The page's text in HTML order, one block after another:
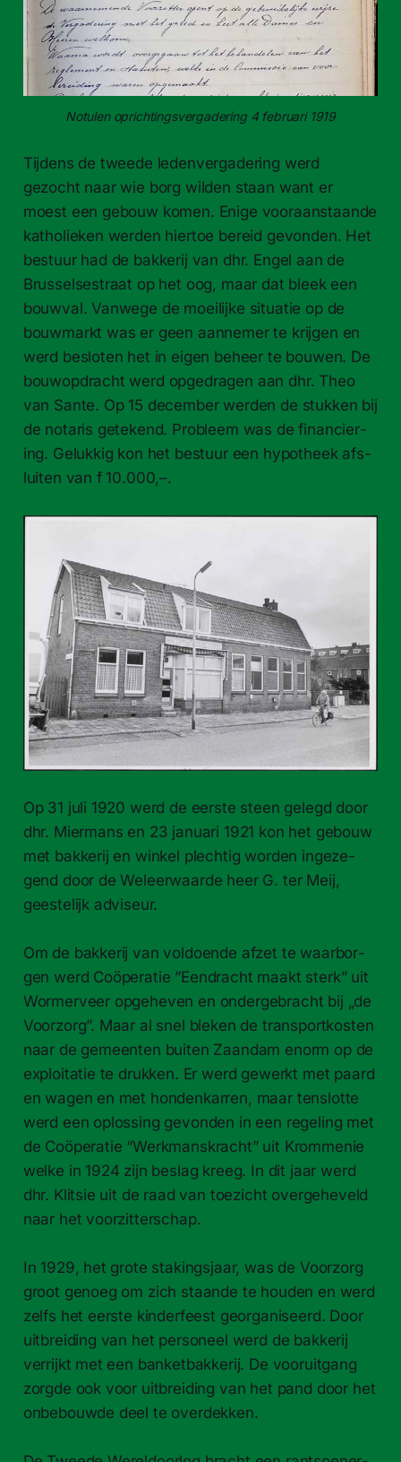
Notulen opricht­ingsver­gader­ing 4 feb­ru­ari 1919
Tij­dens de tweede leden­ver­gader­ing werd
gezocht naar wie borg wilden staan want er
moest een gebouw komen. Enige vooraanstaande
katholieken wer­den hier­toe bereid gevon­den. Het
bestuur had de bakkerij van dhr. Engel aan de
Brus­selses­traat op het oog, maar dat bleek een
bouw­val. Van­wege de moeil­ijke sit­u­atie op de
bouw­markt was er geen aan­nemer te kri­j­gen en
werd besloten het in eigen beheer te bouwen. De
bouwop­dracht werd opge­dra­gen aan dhr. Theo
van Sante. Op 15 decem­ber wer­den de stukken bij
de notaris getek­end. Prob­leem was de financier­
ing. Gelukkig kon het bestuur een hypotheek afs­
luiten van f 10.000,–.
Op 31 juli 1920 werd de eerste steen gelegd door
dhr. Mier­mans en 23 jan­u­ari 1921 kon het gebouw
met bakkerij en winkel plechtig wor­den ingeze­
gend door de Weleer­waarde heer G. ter Meij,
geestelijk adviseur.
Om de bakkerij van vol­doende afzet te waar­bor­
gen werd Coöper­atie ”Een­dracht maakt sterk” uit
Wormerveer opge­heven en onderge­bracht bij „de
Voor­zorg”. Maar al snel bleken de trans­portkosten
naar de gemeen­ten buiten Zaan­dam enorm op de
exploitatie te drukken. Er werd gew­erkt met paard
en wagen en met hon­denkar­ren, maar tenslotte
werd een oploss­ing gevon­den in een regeling met
de Coöper­atie “Werk­man­skracht” uit Krom­me­nie
welke in 1924 zijn beslag kreeg. In dit jaar werd
dhr. Klit­sie uit de raad van toezicht overge­heveld
naar het voorzit­ter­schap.
In 1929, het grote stak­ings­jaar, was de Voor­zorg
groot genoeg om zich staande te houden en werd
zelfs het eerste kinder­feest geor­gan­iseerd. Door
uit­brei­d­ing van het per­son­eel werd de bakkerij
ver­rijkt met een ban­ket­bakkerij. De vooruit­gang
zorgde ook voor uit­brei­d­ing van het pand door het
onbe­bouwde deel te overdekken.